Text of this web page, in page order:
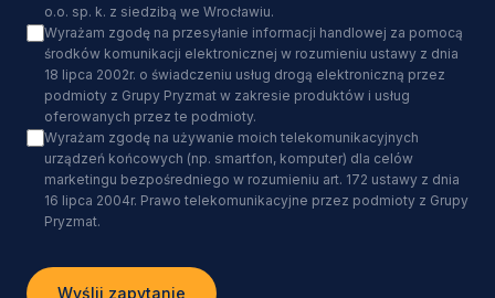
o.o. sp. k. z siedzibą we Wrocławiu.
Wyrażam zgodę na przesyłanie informacji handlowej za pomocą
środków komunikacji elektronicznej w rozumieniu ustawy z dnia
18 lipca 2002r. o świadczeniu usług drogą elektroniczną przez
podmioty z Grupy Pryzmat w zakresie produktów i usług
oferowanych przez te podmioty.
Wyrażam zgodę na używanie moich telekomunikacyjnych
urządzeń końcowych (np. smartfon, komputer) dla celów
marketingu bezpośredniego w rozumieniu art. 172 ustawy z dnia
16 lipca 2004r. Prawo telekomunikacyjne przez podmioty z Grupy
Pryzmat.
Wyślij zapytanie